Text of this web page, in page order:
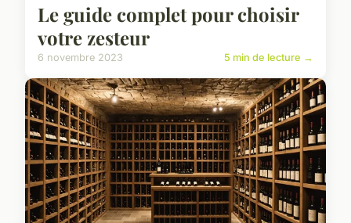
Le guide complet pour choisir
votre zesteur
6 novembre 2023 5 min de lecture →